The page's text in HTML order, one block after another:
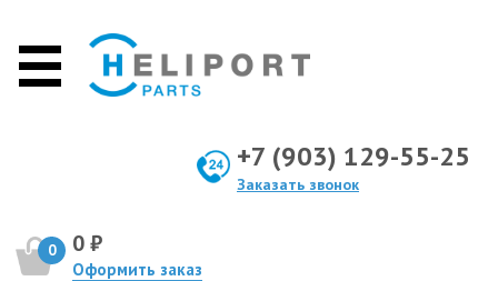
+7 (903) 129-55-25
Заказать звонок
0 0 ₽
Оформить заказ